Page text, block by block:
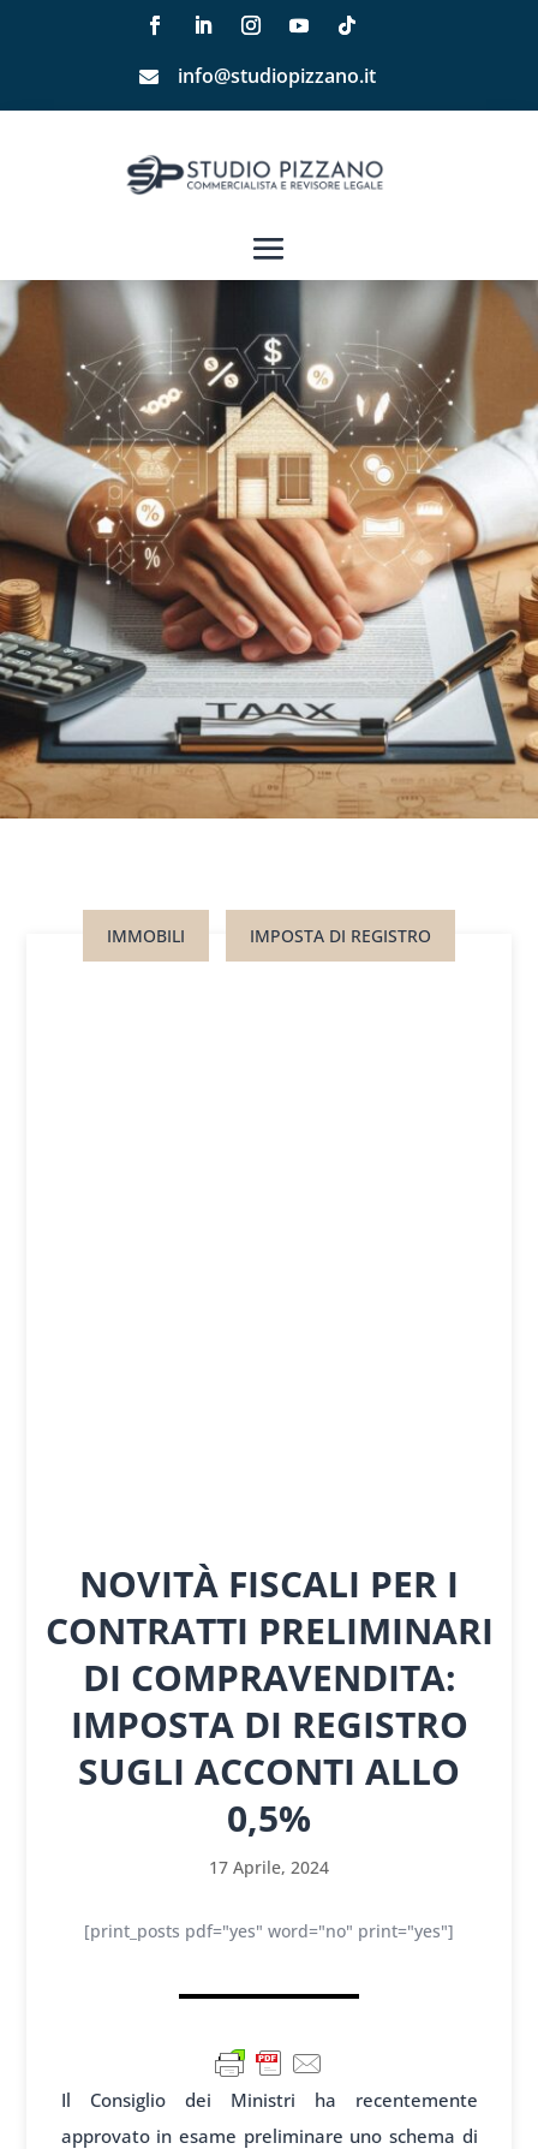
 info@studiopizzano.it
IMMOBILI IMPOSTA DI REGISTRO
NOVITÀ FISCALI PER I
CONTRATTI PRELIMINARI
DI COMPRAVENDITA:
IMPOSTA DI REGISTRO
SUGLI ACCONTI ALLO
0,5%
17 Aprile, 2024
[print_posts pdf="yes" word="no" print="yes"]
Il Consiglio dei Ministri ha recentemente
approvato in esame preliminare uno schema di